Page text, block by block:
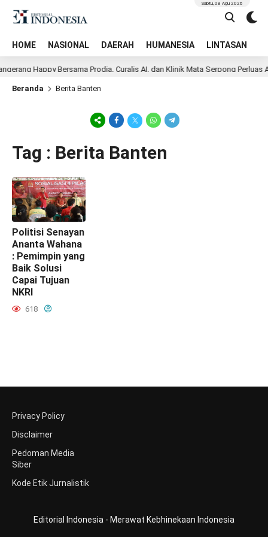
HOME NASIONAL DAERAH HUMANESIA LINTASAN
Sabtu, 08 Agu 2026
Happy Bersama Prodia, Curalis AI, dan Klinik Mata Serpong Perluas
Beranda Berita Banten
Tag : Berita Banten
Politisi Senayan
Ananta Wahana
: Pemimpin yang
Baik Solusi
Capai Tujuan
NKRI
618
Privacy Policy
Disclaimer
Pedoman Media
Siber
Kode Etik Jurnalistik
Editorial Indonesia - Merawat Kebhinekaan Indonesia